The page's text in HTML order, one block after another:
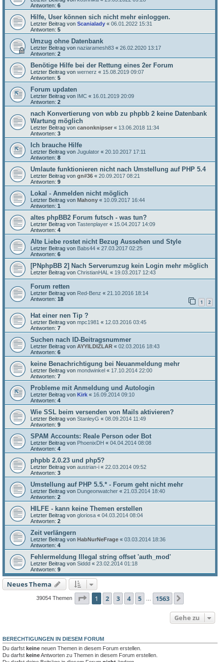
Antworten: 6
Hilfe, User können sich nicht mehr einloggen.
Letzter Beitrag von Scanialady « 06.01.2022 15:31
Antworten: 5
Umzug ohne Datenbank
Letzter Beitrag von naziaramesh83 « 26.02.2020 13:17
Antworten: 2
Benötige Hilfe bei der Rettung eines 2er Forum
Letzter Beitrag von wernerz « 15.08.2019 09:07
Antworten: 5
Forum updaten
Letzter Beitrag von IMC « 16.01.2019 20:09
Antworten: 2
nach Konvertierung von wbb zu phpbb 2 keine Datenbank
Wartung möglich
Letzter Beitrag von canonknipser « 13.06.2018 11:34
Antworten: 3
Ich brauche Hilfe
Letzter Beitrag von Jugulator « 20.10.2017 17:11
Antworten: 8
Umlaute funktionieren nicht nach Umstellung auf PHP 5.4
Letzter Beitrag von gn#36 « 20.09.2017 08:21
Antworten: 9
Lokal - Anmelden nicht möglich
Letzter Beitrag von Mahony « 10.09.2017 16:44
Antworten: 1
altes phpBB2 Forum futsch - was tun?
Letzter Beitrag von Tastenplayer « 15.04.2017 14:09
Antworten: 4
Alte Liebe rostet nicht Bezug Aussehen und Style
Letzter Beitrag von Babs44 « 27.03.2017 02:25
Antworten: 6
[PNphpBB 2] Nach Serverumzug kein Login mehr möglich
Letzter Beitrag von ChristianHAL « 19.03.2017 12:43
Forum retten
Letzter Beitrag von Red-Benz « 21.10.2016 18:14
Antworten: 18 1 2
Hat einer nen Tip ?
Letzter Beitrag von mpc1981 « 12.03.2016 03:45
Antworten: 7
Suchen nach ID-Beitragsnummer
Letzter Beitrag von AYYILDIZLAR « 02.03.2016 18:43
Antworten: 6
keine Benachrichtigung bei Neuanmeldung mehr
Letzter Beitrag von mondwinkel « 17.10.2014 22:00
Antworten: 7
Probleme mit Anmeldung und Autologin
Letzter Beitrag von Kirk « 16.09.2014 09:10
Antworten: 4
Wie SSL beim versenden von Mails aktivieren?
Letzter Beitrag von StanleyG « 08.09.2014 11:49
Antworten: 9
SPAM Accounts: Reale Person oder Bot
Letzter Beitrag von PhoenixDH « 04.04.2014 08:08
Antworten: 4
phpbb 2.0.23 und php5?
Letzter Beitrag von austrian-i « 22.03.2014 09:52
Antworten: 3
Umstellung auf PHP 5.5.* - Forum geht nicht mehr
Letzter Beitrag von Dungeonwatcher « 21.03.2014 18:40
Antworten: 2
HILFE - kann keine Themen erstellen
Letzter Beitrag von gloriosa « 04.03.2014 08:04
Antworten: 2
Zeit verlängern
Letzter Beitrag von HabNurNeFrage « 03.03.2014 18:36
Antworten: 4
Fehlermeldung Illegal string offset 'auth_mod'
Letzter Beitrag von Siddd « 23.02.2014 01:18
Antworten: 9
Neues Thema
39054 Themen Seite 1von 1563
1 2 3 4 5 1563
Gehe zu
BERECHTIGUNGEN IN DIESEM FORUM
Du darfst keine neuen Themen in diesem Forum erstellen.
Du darfst keineAntworten zu Themen in diesem Forum erstellen.